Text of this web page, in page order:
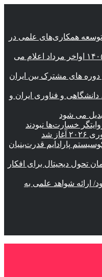
توسعه همکاری‌های علمی در
نتایج نهایی آزمون دکتری سال ۱۴۰۵ اواخر مرداد اعلام می
های مشترک بین ایران
و فناوری ایران و
می شود
خسارت‌ها نبودند
شد
پارادایم قدرت‌بنیان
تحول دیجیتال برای افکار
ارائه شواهد علمی به